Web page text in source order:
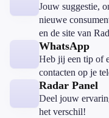
Jouw suggestie,
nieuwe
en de site van
WhatsApp
Heb jij een tip of
contacten op je
Radar Panel
Deel jouw
het verschil!